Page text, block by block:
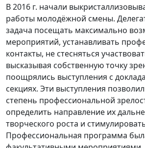
В 2016 г. начали
работы молодёжной смены.
задача посещать максимально
мероприятий, устанавливать
контакты, не стесняться
высказывая собственную точку
поощрялись выступления с
секциях. Эти выступления
степень профессиональной
определить направление их
творческого роста и
Профессиональная программа